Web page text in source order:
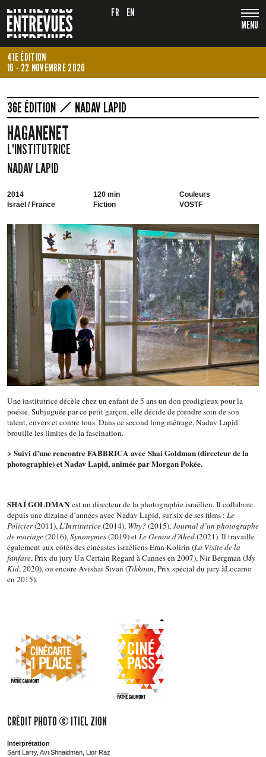
MENU
FR EN
41E ÉDITION
16 - 22 NOVEMBRE 2026
36E ÉDITION NADAV LAPID
HAGANENET
L'INSTITUTRICE
NADAV LAPID
2014
Israël / France
120 min
Fiction
Couleurs
VOSTF
Une institutrice décèle chez un enfant de 5 ans un don prodigieux pour la
poésie. Subjuguée par ce petit garçon, elle décide de prendre soin de son
talent, envers et contre tous. Dans ce second long métrage, Nadav Lapid
brouille les limites de la fascination.
> Suivi d’une rencontre FABBRICA avec Shai Goldman (directeur de la
photographie) et Nadav Lapid, animée par Morgan Pokée.
SHAÏ GOLDMAN est un directeur de la photographie israëlien. Il collabore
depuis une dizaine d’années avec Nadav Lapid, sur six de ses films : Le
Policier(2011),L’Institutrice(2014), Why?(2015),Journal d’un photographe
de mariage(2016),Synonymes(2019) etLe Genou d’Ahed(2021). Il travaille
également aux côtés des cinéastes israéliens Eran Kolirin (La Visite de la
fanfare, Prix du jury Un Certain Regard à Cannes en 2007), Nir Bergman (My
Kid, 2020), ou encore Avishai Sivan (Tikkoun, Prix spécial du jury àLocarno
en 2015).
CRÉDIT PHOTO © ITIEL ZION
Interprétation
Sarit Larry, Avi Shnaidman, Lior Raz